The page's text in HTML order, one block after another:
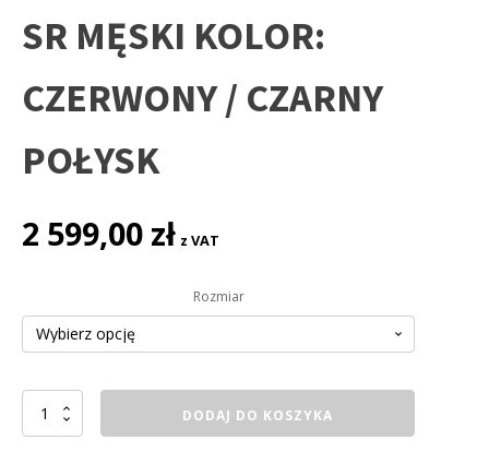
SR MĘSKI KOLOR:
CZERWONY / CZARNY
POŁYSK
2 599,00 zł z VAT
Rozmiar
ilość
ROWER
DODAJ DO KOSZYKA